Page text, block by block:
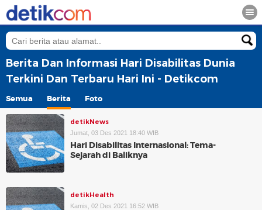
Berita Dan Informasi Hari Disabilitas Dunia
Terkini Dan Terbaru Hari Ini - Detikcom
Semua Berita Foto
detikNews
Jumat, 03 Des 2021 18:40 WIB
Hari Disabilitas Internasional: Tema-
Sejarah di Baliknya
detikHealth
Kamis, 02 Des 2021 16:52 WIB